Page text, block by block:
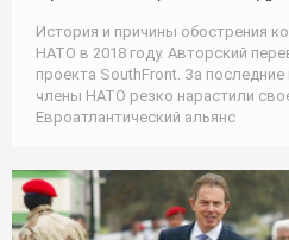
История и причины обострения
НАТО в 2018 году. Авторский
проекта SouthFront. За
члены НАТО резко нарастили
Евроатлантический альянс